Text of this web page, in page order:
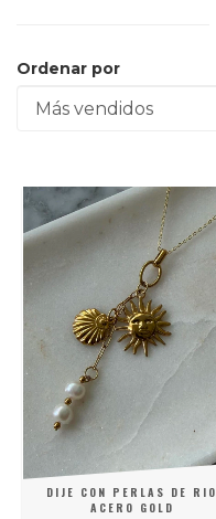
Ordenar por
DIJE CON PERLAS DE RIO
ACERO GOLD